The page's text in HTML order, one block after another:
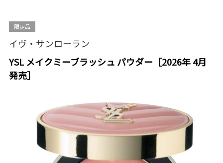
限定品
イヴ・サンローラン
YSL メイクミーブラッシュ パウダー［2026年 4月
発売］